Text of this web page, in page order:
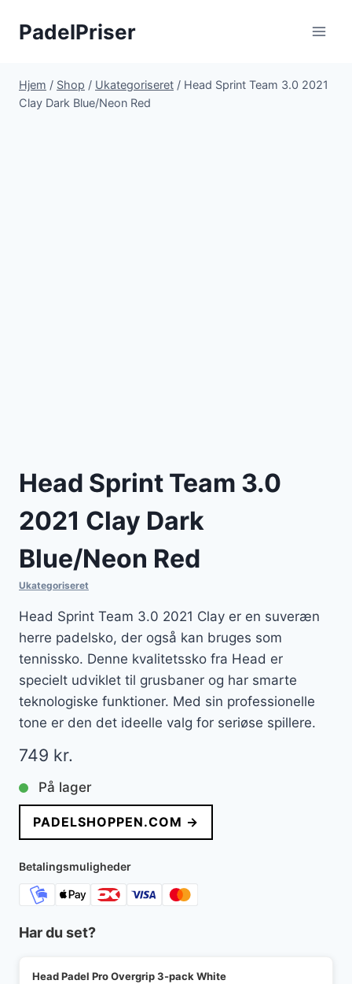
PadelPriser
Hjem / Shop / Ukategoriseret / Head Sprint Team 3.0 2021
Clay Dark Blue/Neon Red
Head Sprint Team 3.0
2021 Clay Dark
Blue/Neon Red
Ukategoriseret
Head Sprint Team 3.0 2021 Clay er en suveræn
herre padelsko, der også kan bruges som
tennissko. Denne kvalitetssko fra Head er
specielt udviklet til grusbaner og har smarte
teknologiske funktioner. Med sin professionelle
tone er den det ideelle valg for seriøse spillere.
749 kr.
På lager
PADELSHOPPEN.COM →
Betalingsmuligheder
Har du set?
Head Padel Pro Overgrip 3-pack White